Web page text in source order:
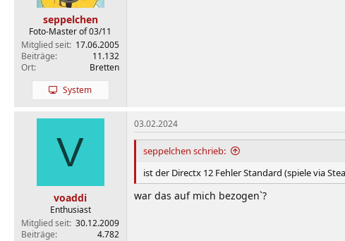
seppelchen
Foto-Master of 03/11
Mitglied seit 17.06.2005
Beiträge
11.132
Ort
Bretten
System
V
voaddi
Enthusiast
Mitglied seit 30.12.2009
Beiträge
4.782
03.02.2024
seppelchen schrieb:
ist der Directx 12 Fehler Standard (spiele via
war das auf mich bezogen`?